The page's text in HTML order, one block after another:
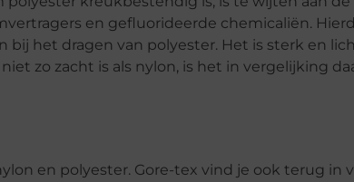
en gefluorideerde chemicaliën.
het dragen van polyester. Het is sterk en
zo zacht is als nylon, is het in vergelijking
en polyester. Gore-tex vind je ook terug in